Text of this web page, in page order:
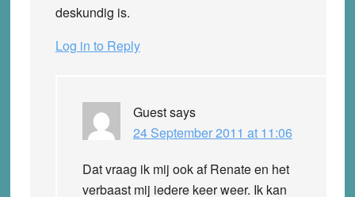
deskundig is.
Log in to Reply
Guestsays
24 September 2011 at 11:06
Dat vraag ik mij ook af Renate en het
verbaast mij iedere keer weer. Ik kan